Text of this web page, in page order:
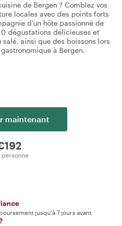
de Bergen ? Comblez vos
locales avec des points forts
d'un hôte passionné de
dégustations délicieuses et
ainsi que des boissons lors
à Bergen.
maintenant
personne
jusqu'à 7 jours avant